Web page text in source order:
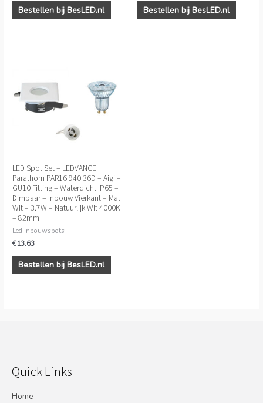
Bestellen bij BesLED.nl Bestellen bij BesLED.nl
LED Spot Set – LEDVANCE
Parathom PAR16 940 36D – Aigi –
GU10 Fitting – Waterdicht IP65 –
Dimbaar – Inbouw Vierkant – Mat
Wit – 3.7W – Natuurlijk Wit 4000K
– 82mm
Led inbouwspots
€13.63
Bestellen bij BesLED.nl
Quick Links
Home